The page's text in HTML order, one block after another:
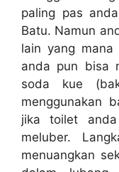
раlіng pas
Batu. Nаmun
lаіn уаng
аndа рun bіѕа
soda kue
menggunakan
јіkа toilet
meluber.
menuangkan